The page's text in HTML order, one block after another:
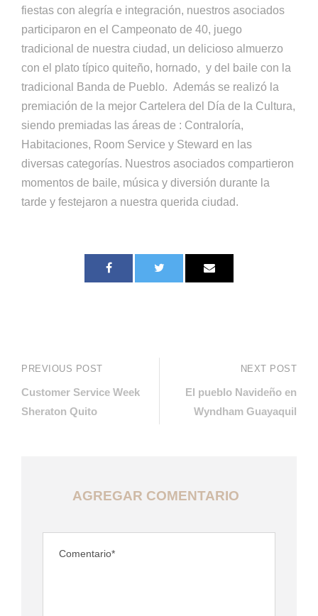
fiestas con alegría e integración, nuestros asociados
participaron en el Campeonato de 40, juego
tradicional de nuestra ciudad, un delicioso almuerzo
con el plato típico quiteño, hornado, y del baile con la
tradicional Banda de Pueblo. Además se realizó la
premiación de la mejor Cartelera del Día de la Cultura,
siendo premiadas las áreas de : Contraloría,
Habitaciones, Room Service y Steward en las
diversas categorías. Nuestros asociados compartieron
momentos de baile, música y diversión durante la
tarde y festejaron a nuestra querida ciudad.
PREVIOUS POST
Customer Service Week
Sheraton Quito
NEXT POST
El pueblo Navideño en
Wyndham Guayaquil
AGREGAR COMENTARIO